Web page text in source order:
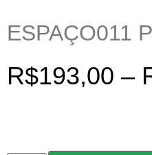
ESPAÇO011
R$193,00 –